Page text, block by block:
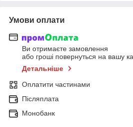
Умови оплати
Ви отримаєте замовлення
або гроші повернуться на вашу
Детальніше
Оплатити частинами
Післяплата
Монобанк